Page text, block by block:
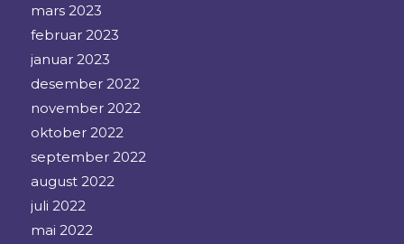
mars 2023
februar 2023
januar 2023
desember 2022
november 2022
oktober 2022
september 2022
august 2022
juli 2022
mai 2022